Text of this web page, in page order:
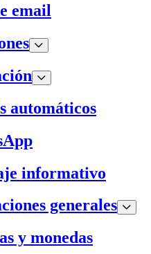
email
automáticos
informativo
generales
y monedas